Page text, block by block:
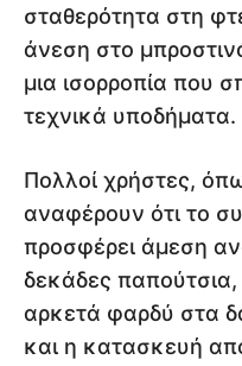
σταθερότητα στη
άνεση στο
μια ισορροπία που
τεχνικά υποδήματα.
Πολλοί χρήστες,
αναφέρουν ότι το
προσφέρει άμεση
δεκάδες
αρκετά φαρδύ στα
και η κατασκευή